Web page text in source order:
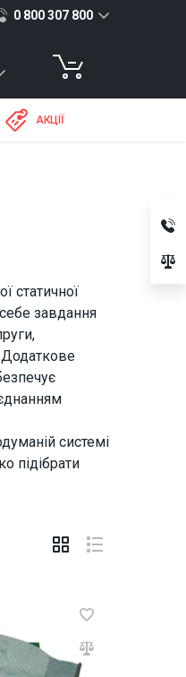
статичної
завдання
системі
підібрати
0 800 307 800
АКЦІЇ